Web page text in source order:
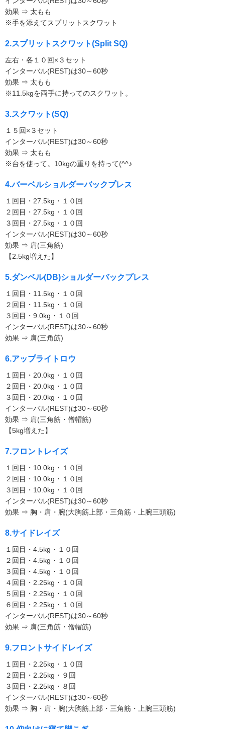
効果 ⇒ 太もも
※手を添えてスプリットスクワット
2.スプリットスクワット(Split SQ)
左右・各１０回×３セット
インターバル(REST)は30～60秒
効果 ⇒ 太もも
※11.5kgを両手に持ってのスクワット。
3.スクワット(SQ)
１５回×３セット
インターバル(REST)は30～60秒
効果 ⇒ 太もも
※台を使って。10kgの重りを持って(^^♪
4.バーベルショルダーバックプレス
１回目・27.5kg・１０回
２回目・27.5kg・１０回
３回目・27.5kg・１０回
インターバル(REST)は30～60秒
効果 ⇒ 肩(三角筋)
【2.5kg増えた】
5.ダンベル(DB)ショルダーバックプレス
１回目・11.5kg・１０回
２回目・11.5kg・１０回
３回目・9.0kg・１０回
インターバル(REST)は30～60秒
効果 ⇒ 肩(三角筋)
6.アップライトロウ
１回目・20.0kg・１０回
２回目・20.0kg・１０回
３回目・20.0kg・１０回
インターバル(REST)は30～60秒
効果 ⇒ 肩(三角筋・僧帽筋)
【5kg増えた】
7.フロントレイズ
１回目・10.0kg・１０回
２回目・10.0kg・１０回
３回目・10.0kg・１０回
インターバル(REST)は30～60秒
効果 ⇒ 胸・肩・腕(大胸筋上部・三角筋・上腕三頭筋)
8.サイドレイズ
１回目・4.5kg・１０回
２回目・4.5kg・１０回
３回目・4.5kg・１０回
４回目・2.25kg・１０回
５回目・2.25kg・１０回
６回目・2.25kg・１０回
インターバル(REST)は30～60秒
効果 ⇒ 肩(三角筋・僧帽筋)
9.フロントサイドレイズ
１回目・2.25kg・１０回
２回目・2.25kg・９回
３回目・2.25kg・８回
インターバル(REST)は30～60秒
効果 ⇒ 胸・肩・腕(大胸筋上部・三角筋・上腕三頭筋)